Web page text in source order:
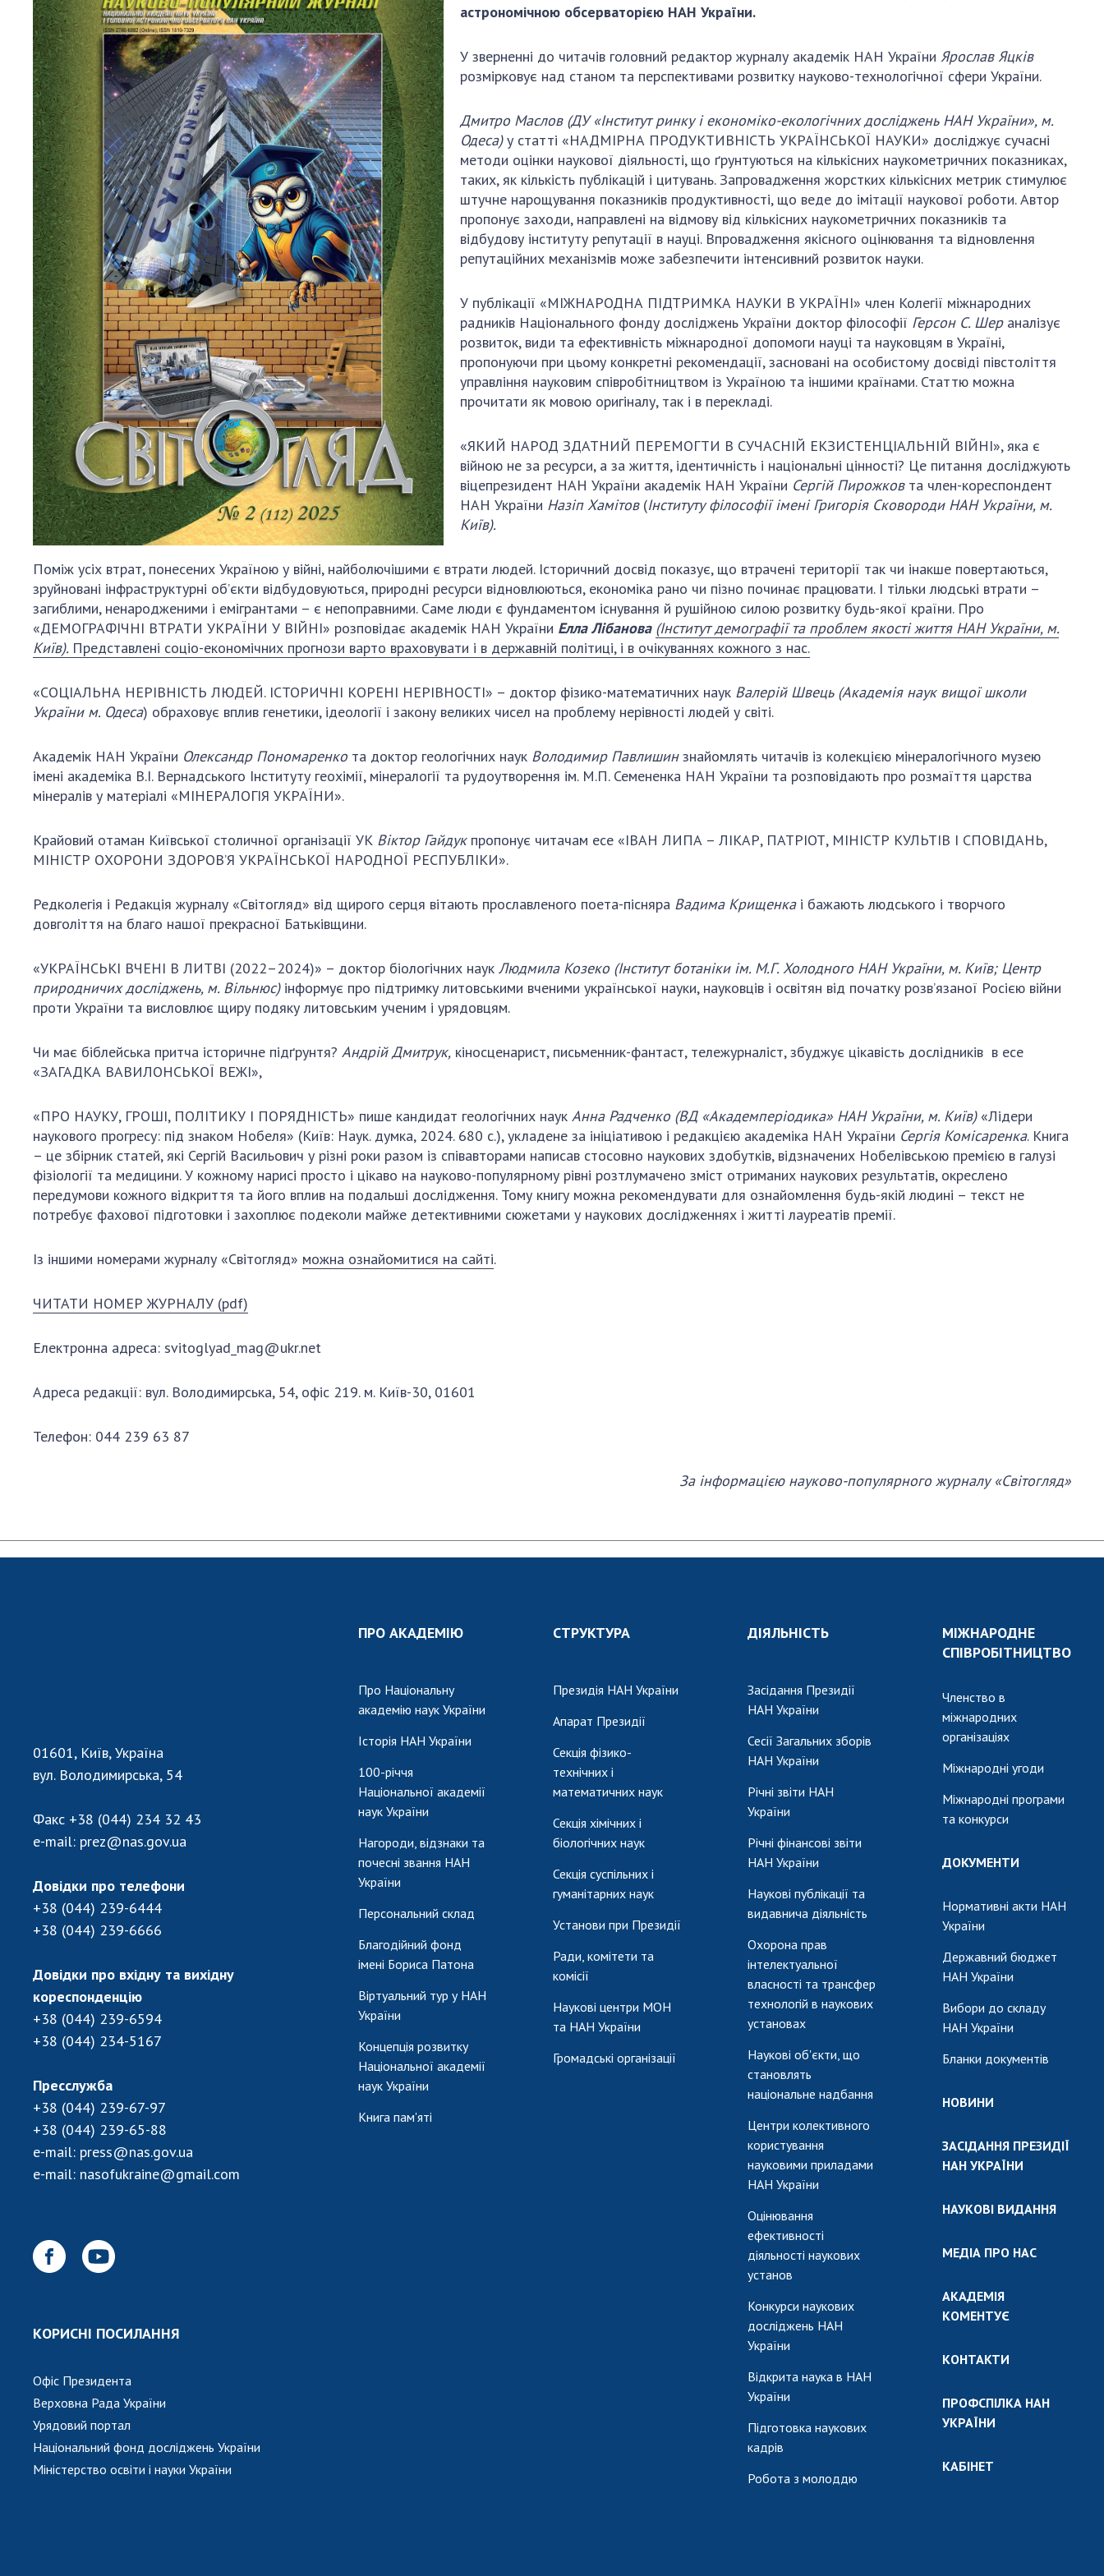
Персональний склад
Благодійний фонд
імені Бориса Патона
Віртуальний тур у
НАН України
Концепція розвитку
Національної
академії наук
України
Книга пам'яті
наук
Президії
Ради, комітети
Наукові центри
МОН та НАН
України
Громадські
організації
Наукові об'єкти, що становлять
національне надбання
Центри колективного
користування науковими
приладами НАН України
Оцінювання ефективності
діяльності наукових установ
Конкурси наукових досліджень
НАН України
Відкрита наука в НАН України
Підготовка наукових кадрів
Робота з молоддю
бюджет НАН
України
НАН України
Бланки документів
НОВИНИ
ЗАСІДАННЯ
ПРЕЗИДІЇ НАН
УКРАЇНИ
ВИДАННЯ
МЕДІА ПРО НАС
АКАДЕМІЯ
КОМЕНТУЄ
ПРОФСПІЛКА НАН
УКРАЇНИ
КАБІНЕТ
астрономічною обсерваторією НАН України.
У зверненні до читачів головний редактор журналу академік НАН України Ярослав Яцків
розмірковує над станом та перспективами розвитку науково-технологічної сфери України.
Дмитро Маслов (ДУ «Інститут ринку і економіко-екологічних досліджень НАН України», м.
Одеса)у статті «НАДМІРНА ПРОДУКТИВНІСТЬ УКРАЇНСЬКОЇ НАУКИ» досліджує сучасні
методи оцінки наукової діяльності, що ґрунтуються на кількісних наукометричних показниках,
таких, як кількість публікацій і цитувань. Запровадження жорстких кількісних метрик стимулює
штучне нарощування показників продуктивності, що веде до імітації наукової роботи. Автор
пропонує заходи, направлені на відмову від кількісних наукометричних показників та
відбудову інституту репутації в науці. Впровадження якісного оцінювання та відновлення
репутаційних механізмів може забезпечити інтенсивний розвиток науки.
У публікації «МІЖНАРОДНА ПІДТРИМКА НАУКИ В УКРАЇНІ» член Колегії міжнародних
радників Національного фонду досліджень України доктор філософії Герсон С. Шераналізує
розвиток, види та ефективність міжнародної допомоги науці та науковцям в Україні,
пропонуючи при цьому конкретні рекомендації, засновані на особистому досвіді півстоліття
управління науковим співробітництвом із Україною та іншими країнами. Статтю можна
прочитати як мовою оригіналу, так і в перекладі.
«ЯКИЙ НАРОД ЗДАТНИЙ ПЕРЕМОГТИ В СУЧАСНІЙ ЕКЗИСТЕНЦІАЛЬНІЙ ВІЙНІ», яка є
війною не за ресурси, а за життя, ідентичність і національні цінності? Це питання досліджують
віцепрезидент НАН України академік НАН України Сергій Пирожковта член-кореспондент
НАН України Назіп Хамітов(Інституту філософії імені Григорія Сковороди НАН України, м.
Київ).
Поміж усіх втрат, понесених Україною у війні, найболючішими є втрати людей. Історичний досвід показує, що втрачені території так чи інакше повертаються,
зруйновані інфраструктурні об’єкти відбудовуються, природні ресурси відновлюються, економіка рано чи пізно починає працювати. І тільки людські втрати –
загиблими, ненародженими і емігрантами – є непоправними. Саме люди є фундаментом існування й рушійною силою розвитку будь-якої країни. Про
«ДЕМОГРАФІЧНІ ВТРАТИ УКРАЇНИ У ВІЙНІ» розповідає академік НАН України Елла Лібанова (Інститут демографії та проблем якості життя НАН України, м.
Київ). Представлені соціо-економічних прогнози варто враховувати і в державній політиці, і в очікуваннях кожного з нас.
«СОЦІАЛЬНА НЕРІВНІСТЬ ЛЮДЕЙ. ІСТОРИЧНІ КОРЕНІ НЕРІВНОСТІ» – доктор фізико-математичних наук Валерій Швець (Академія наук вищої школи
України м. Одеса) обраховує вплив генетики, ідеології і закону великих чисел на проблему нерівності людей у світі.
Академік НАН України Олександр Пономаренко та доктор геологічних наук Володимир Павлишинзнайомлять читачів із колекцією мінералогічного музею
імені академіка В.І. Вернадського Інституту геохімії, мінералогії та рудоутворення ім. М.П. Семененка НАН України та розповідають про розмаїття царства
мінералів у матеріалі «МІНЕРАЛОГІЯ УКРАЇНИ».
Крайовий отаман Київської столичної організації УК Віктор Гайдукпропонує читачам есе «ІВАН ЛИПА – ЛІКАР, ПАТРІОТ, МІНІСТР КУЛЬТІВ І СПОВІДАНЬ,
МІНІСТР ОХОРОНИ ЗДОРОВ’Я УКРАЇНСЬКОЇ НАРОДНОЇ РЕСПУБЛІКИ».
Редколегія і Редакція журналу «Світогляд» від щирого серця вітають прославленого поета-пісняра Вадима Крищенкаі бажають людського і творчого
довголіття на благо нашої прекрасної Батьківщини.
«УКРАЇНСЬКІ ВЧЕНІ В ЛИТВІ (2022–2024)» – доктор біологічних наук Людмила Козеко (Інститут ботаніки ім. М.Г. Холодного НАН України, м. Київ; Центр
природничих досліджень, м. Вільнюс) інформує про підтримку литовськими вченими української науки, науковців і освітян від початку розв’язаної Росією війни
проти України та висловлює щиру подяку литовським ученим і урядовцям.
Чи має біблейська притча історичне підґрунтя? Андрій Дмитрук, кіносценарист, письменник-фантаст, тележурналіст, збуджує цікавість дослідників в есе
«ЗАГАДКА ВАВИЛОНСЬКОЇ ВЕЖІ»,
«ПРО НАУКУ, ГРОШІ, ПОЛІТИКУ І ПОРЯДНІСТЬ» пише кандидат геологічних наук Анна Радченко (ВД «Академперіодика» НАН України, м. Київ)«Лідери
наукового прогресу: під знаком Нобеля» (Київ: Наук. думка, 2024. 680 с.), укладене за ініціативою і редакцією академіка НАН України Сергія Комісаренка. Книга
– це збірник статей, які Сергій Васильович у різні роки разом із співавторами написав стосовно наукових здобутків, відзначених Нобелівською премією в галузі
фізіології та медицини. У кожному нарисі просто і цікаво на науково-популярному рівні розтлумачено зміст отриманих наукових результатів, окреслено
передумови кожного відкриття та його вплив на подальші дослідження. Тому книгу можна рекомендувати для ознайомлення будь-якій людині – текст не
потребує фахової підготовки і захоплює подеколи майже детективними сюжетами у наукових дослідженнях і житті лауреатів премії.
Із іншими номерами журналу «Світогляд» можна ознайомитися на сайті.
ЧИТАТИ НОМЕР ЖУРНАЛУ (pdf)
Електронна адреса: svitoglyad_mag@ukr.net
Адреса редакції: вул. Володимирська, 54, офіс 219. м. Київ-30, 01601
Телефон: 044 239 63 87
За інформацією науково-популярного журналу «Світогляд»
01601, Київ, Україна
вул. Володимирська, 54
Факс +38 (044) 234 32 43
e-mail: prez@nas.gov.ua
Довідки про телефони
+38 (044) 239-6444
+38 (044) 239-6666
Довідки про вхідну та вихідну
кореспонденцію
+38 (044) 239-6594
+38 (044) 234-5167
Пресслужба
+38 (044) 239-67-97
+38 (044) 239-65-88
e-mail: press@nas.gov.ua
e-mail: nasofukraine@gmail.com
КОРИСНІ ПОСИЛАННЯ
Офіс Президента
Верховна Рада України
Урядовий портал
Національний фонд досліджень України
Міністерство освіти і науки України
ПРО АКАДЕМІЮ
Про Національну
академію наук України
Історія НАН України
100-річчя
Національної академії
наук України
Нагороди, відзнаки та
почесні звання НАН
України
Персональний склад
Благодійний фонд
імені Бориса Патона
Віртуальний тур у НАН
України
Концепція розвитку
Національної академії
наук України
Книга пам'яті
СТРУКТУРА
Президія НАН України
Апарат Президії
Секція фізико-
технічних і
математичних наук
Секція хімічних і
біологічних наук
Секція суспільних і
гуманітарних наук
Установи при Президії
Ради, комітети та
комісії
Наукові центри МОН
та НАН України
Громадські організації
ДІЯЛЬНІСТЬ
Засідання Президії
НАН України
Сесії Загальних зборів
НАН України
Річні звіти НАН
України
Річні фінансові звіти
НАН України
Наукові публікації та
видавнича діяльність
Охорона прав
інтелектуальної
власності та трансфер
технологій в наукових
установах
Наукові об'єкти, що
становлять
національне надбання
Центри колективного
користування
науковими приладами
НАН України
Оцінювання
ефективності
діяльності наукових
установ
Конкурси наукових
досліджень НАН
України
Відкрита наука в НАН
України
Підготовка наукових
кадрів
Робота з молоддю
МІЖНАРОДНЕ
СПІВРОБІТНИЦТВО
Членство в
міжнародних
організаціях
Міжнародні угоди
Міжнародні програми
та конкурси
ДОКУМЕНТИ
Нормативні акти НАН
України
Державний бюджет
НАН України
Вибори до складу
НАН України
Бланки документів
НОВИНИ
ЗАСІДАННЯ ПРЕЗИДІЇ
НАН УКРАЇНИ
НАУКОВІ ВИДАННЯ
МЕДІА ПРО НАС
АКАДЕМІЯ
КОМЕНТУЄ
КОНТАКТИ
ПРОФСПІЛКА НАН
УКРАЇНИ
КАБІНЕТ